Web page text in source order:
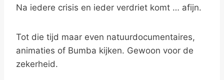
Na iedere crisis en ieder verdriet komt … afijn.
Tot die tijd maar even natuurdocumentaires,
animaties of Bumba kijken. Gewoon voor de
zekerheid.